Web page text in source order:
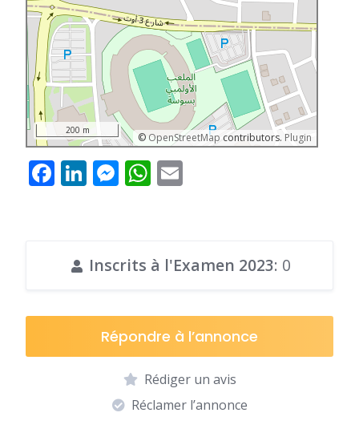
© OpenStreetMapcontributors. Plugin
200 m
Facebook
LinkedIn
Messenger
WhatsApp
Inscrits à l'Examen 2023: 0
Répondre à l’annonce
Rédiger un avis
Réclamer l’annonce